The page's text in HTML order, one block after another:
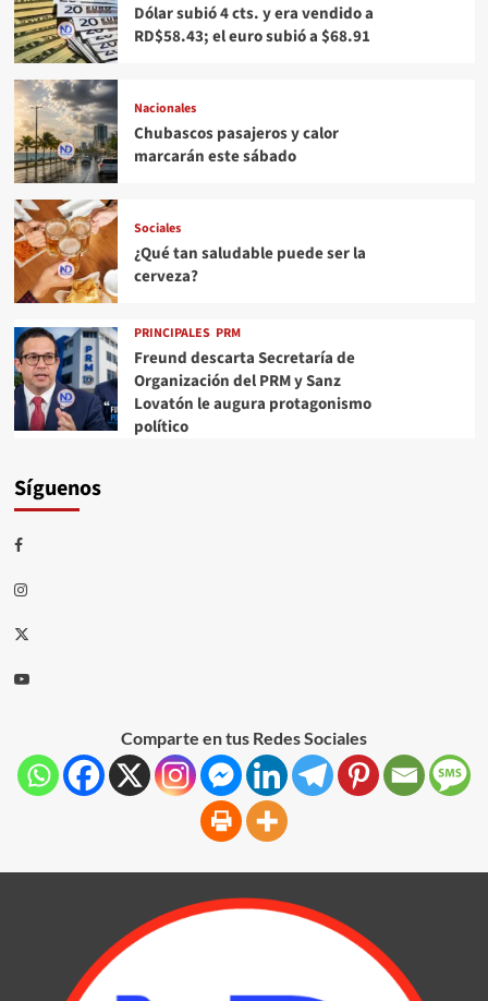
Dólar subió 4 cts. y era vendido a
RD$58.43; el euro subió a $68.91
Nacionales
Chubascos pasajeros y calor
marcarán este sábado
Sociales
¿Qué tan saludable puede ser la
cerveza?
PRINCIPALES PRM
Freund descarta Secretaría de
Organización del PRM y Sanz
Lovatón le augura protagonismo
político
Síguenos
Comparte en tus Redes Sociales